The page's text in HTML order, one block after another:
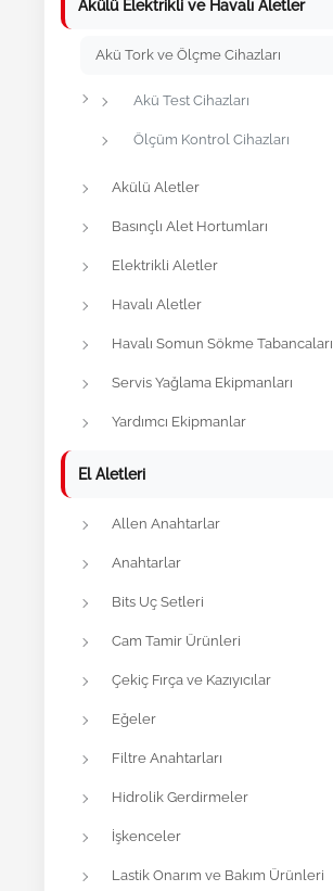
Akülü Elektrikli ve Havalı Aletler
Akü Tork ve Ölçme Cihazları
Akü Test Cihazları
Ölçüm Kontrol Cihazları
Akülü Aletler
Basınçlı Alet Hortumları
Elektrikli Aletler
Havalı Aletler
Havalı Somun Sökme Tabancaları
Servis Yağlama Ekipmanları
Yardımcı Ekipmanlar
El Aletleri
Allen Anahtarlar
Anahtarlar
Bits Uç Setleri
Cam Tamir Ürünleri
Çekiç Fırça ve Kazıyıcılar
Eğeler
Filtre Anahtarları
Hidrolik Gerdirmeler
İşkenceler
Lastik Onarım ve Bakım Ürünleri